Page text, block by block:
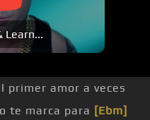
Learn...
primer amor a veces
te marca para [Ebm]